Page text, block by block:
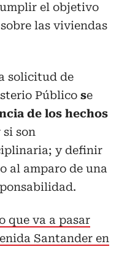
el objetivo
las viviendas
solicitud de
Público se
de los hechos
son
y definir
al amparo de una
que va a pasar
Santander en